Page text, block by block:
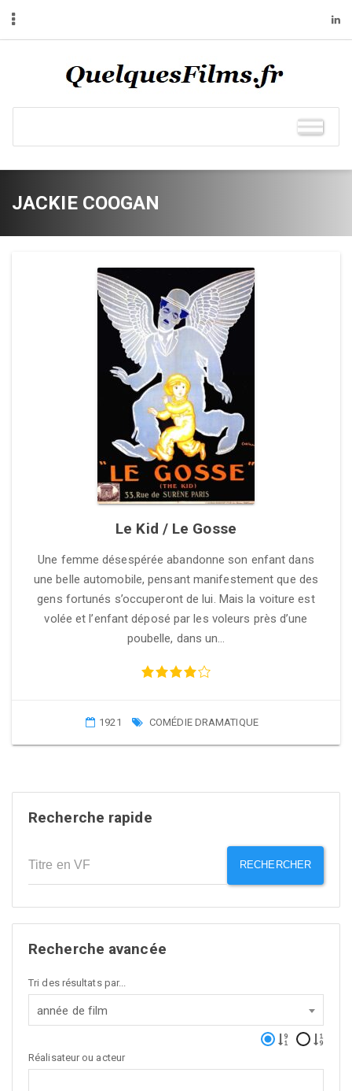
JACKIE COOGAN
Le Kid / Le Gosse
Une femme désespérée abandonne son enfant dans
une belle automobile, pensant manifestement que des
gens fortunés s’occuperont de lui. Mais la voiture est
volée et l’enfant déposé par les voleurs près d’une
poubelle, dans un…
1921 COMÉDIE DRAMATIQUE
Recherche rapide
RECHERCHER
Recherche avancée
Tri des résultats par...
année de film
Réalisateur ou acteur